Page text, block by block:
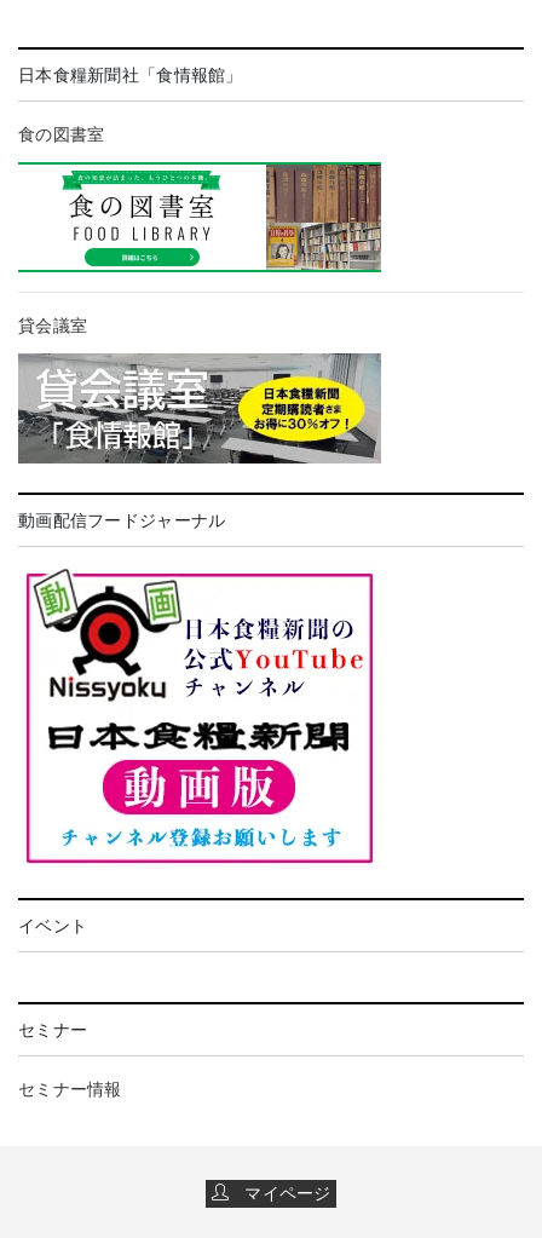
日本食糧新聞社「食情報館」
食の図書室
貸会議室
動画配信フードジャーナル
イベント
セミナー
セミナー情報
マイページ